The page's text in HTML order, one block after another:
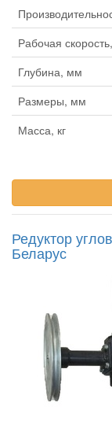
Рабочая
Глубина, мм
Размеры, мм
Масса, кг
Редуктор
Беларус